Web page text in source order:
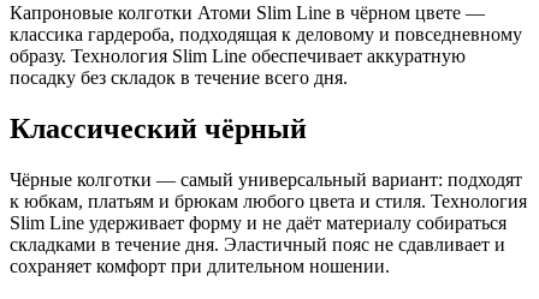
Капроновые колготки Атоми Slim Line в чёрном цвете —
классика гардероба, подходящая к деловому и повседневному
образу. Технология Slim Line обеспечивает аккуратную
посадку без складок в течение всего дня.
Классический чёрный
Чёрные колготки — самый универсальный вариант: подходят
к юбкам, платьям и брюкам любого цвета и стиля. Технология
Slim Line удерживает форму и не даёт материалу собираться
складками в течение дня. Эластичный пояс не сдавливает и
сохраняет комфорт при длительном ношении.